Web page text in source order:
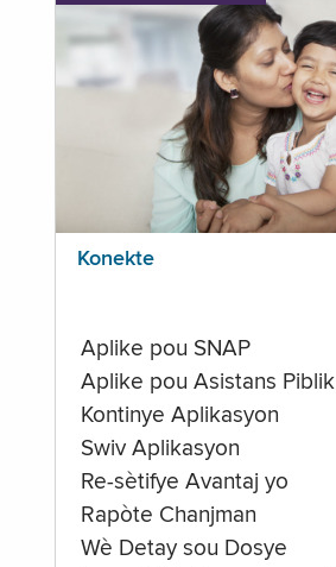
Konekte
Aplike pou SNAP
Aplike pou Asistans Piblik
Kontinye Aplikasyon
Swiv Aplikasyon
Re-sètifye Avantaj yo
Rapòte Chanjman
Wè Detay sou Dosye